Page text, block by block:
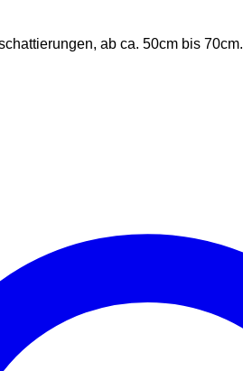
ab ca. 50cm bis 70cm.